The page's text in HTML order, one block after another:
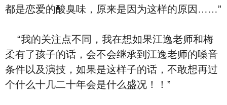
都是恋爱的酸臭味，原来是因为这样的原因……”
“我的关注点不同，我在想如果江逸老师和梅
柔有了孩子的话，会不会继承到江逸老师的嗓音
条件以及演技，如果是这样子的话，不敢想再过
个什么十几二十年会是什么盛况！！”